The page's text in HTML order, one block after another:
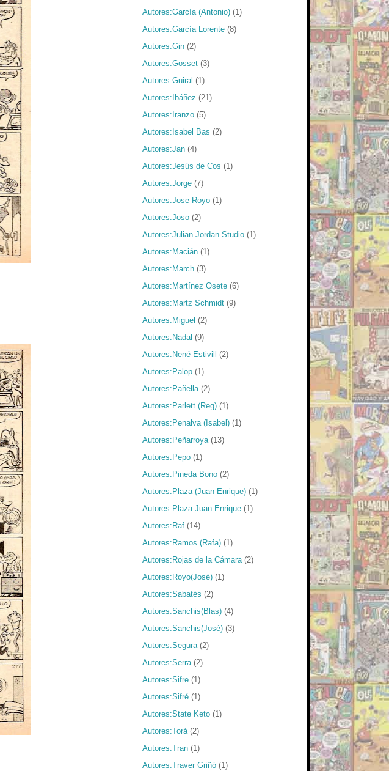
Autores:García (Antonio) (1)
Autores:García Lorente (8)
Autores:Gin (2)
Autores:Gosset (3)
Autores:Guiral (1)
Autores:Ibáñez (21)
Autores:Iranzo (5)
Autores:Isabel Bas (2)
Autores:Jan (4)
Autores:Jesús de Cos (1)
Autores:Jorge (7)
Autores:Jose Royo (1)
Autores:Joso (2)
Autores:Julian Jordan Studio (1)
Autores:Macián (1)
Autores:March (3)
Autores:Martínez Osete (6)
Autores:Martz Schmidt (9)
Autores:Miguel (2)
Autores:Nadal (9)
Autores:Nené Estivill
(2)
Autores:Palop (1)
Autores:Pañella (2)
Autores:Parlett (Reg) (1)
Autores:Penalva (Isabel) (1)
Autores:Peñarroya (13)
Autores:Pepo (1)
Autores:Pineda Bono (2)
Autores:Plaza (Juan Enrique) (1)
Autores:Plaza Juan Enrique (1)
Autores:Raf (14)
Autores:Ramos (Rafa) (1)
Autores:Rojas de la Cámara (2)
Autores:Royo(José) (1)
Autores:Sabatés (2)
Autores:Sanchis(Blas) (4)
Autores:Sanchis(José) (3)
Autores:Segura (2)
Autores:Serra (2)
Autores:Sifre (1)
Autores:Sifré (1)
Autores:State Keto (1)
Autores:Torá (2)
Autores:Tran (1)
Autores:Traver Griñó (1)